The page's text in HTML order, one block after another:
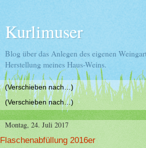
Kurlimuser
Blog über das Anlegen des eigenen
Herstellung meines Haus-Weins.
Montag, 24. Juli 2017
Flaschenabfüllung 2016er